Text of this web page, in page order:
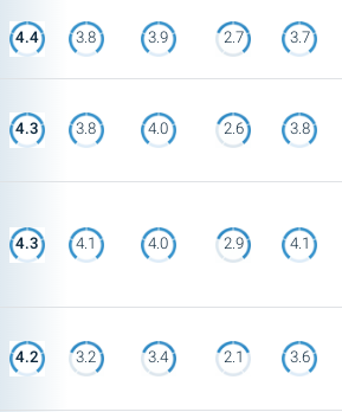
3.7
2.7
3.9
3.8
4.4
3.8
2.6
4.0
3.8
4.3
4.1
2.9
4.0
4.1
4.3
3.6
2.1
3.4
3.2
4.2